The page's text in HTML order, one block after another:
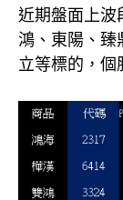
近期盤面上波
鴻、東陽、臻
立等標的，個